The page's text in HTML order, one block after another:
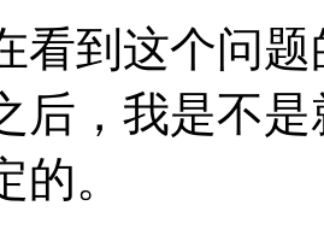
到这个问题
后，我是不
。